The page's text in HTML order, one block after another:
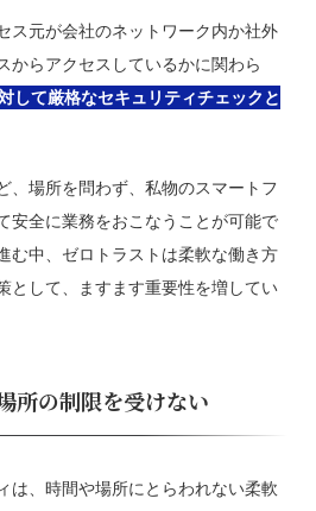
ス元が会社のネットワーク内か社外
からアクセスしているかに関わら
して厳格なセキュリティチェックと
、場所を問わず、私物のスマートフ
安全に業務をおこなうことが可能で
む中、ゼロトラストは柔軟な働き方
として、ますます重要性を増してい
所の制限を受けない
は、時間や場所にとらわれない柔軟